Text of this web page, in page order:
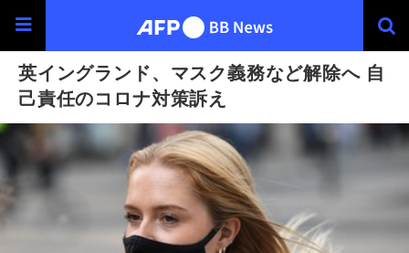
英イングランド、マスク義務など解除へ 自
己責任のコロナ対策訴え